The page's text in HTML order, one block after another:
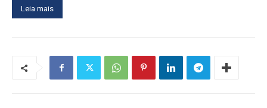
Leia mais